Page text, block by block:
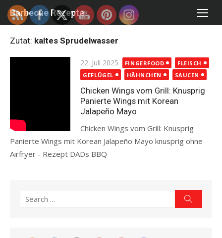
Skip
Barbecue Rezepte
Zutat: kaltes Sprudelwasser
Posted
on
22. Juli 2025 FINGERFOOD
FLEISCH
GEFLÜGEL
HÄHNCHEN SAUCEN
Chicken Wings vom Grill: Knusprig
Panierte Wings mit Korean
Jalapeño Mayo
Chicken Wings vom Grill: Knusprig
Panierte Wings mit Korean Jalapeño Mayo knusprig ohne
Airfryer - Rezept DADs BBQ
Search